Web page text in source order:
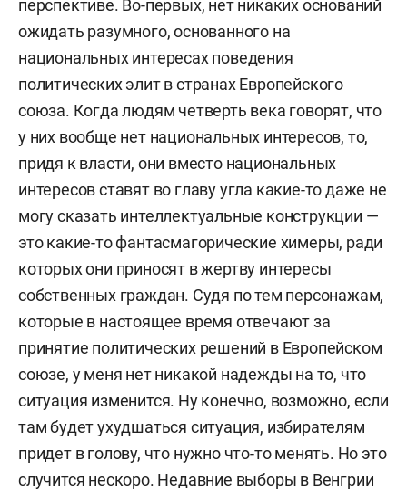
перспективе. Во-первых, нет никаких оснований
ожидать разумного, основанного на
национальных интересах поведения
политических элит в странах Европейского
союза. Когда людям четверть века говорят, что
у них вообще нет национальных интересов, то,
придя к власти, они вместо национальных
интересов ставят во главу угла какие-то даже не
могу сказать интеллектуальные конструкции —
это какие-то фантасмагорические химеры, ради
которых они приносят в жертву интересы
собственных граждан. Судя по тем персонажам,
которые в настоящее время отвечают за
принятие политических решений в Европейском
союзе, у меня нет никакой надежды на то, что
ситуация изменится. Ну конечно, возможно, если
там будет ухудшаться ситуация, избирателям
придет в голову, что нужно что-то менять. Но это
случится нескоро. Недавние выборы в Венгрии